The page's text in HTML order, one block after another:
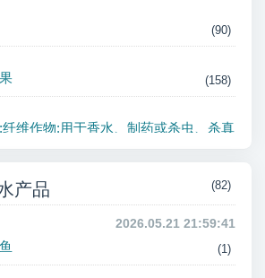
(90)
(158)
维作物;用于香水、制药或杀虫、杀真
的植物，切花和花蕾;未加工的烟草;
料
(31)
产品 (82)
2026.05.21 21:59:41
(1)